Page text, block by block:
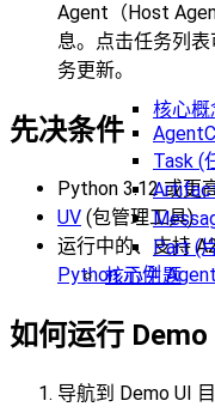
核心概
Task (
Part (
核心主题
Agent（Host
息。点击任务列
务更新。
先决条件
Python 3.12 或更
UV (包管理工具)
运行中的、支持
Python 示例 Agent
如何运行 Demo
导航到 Demo UI